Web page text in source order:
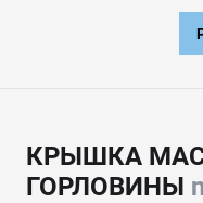
КРЫШКА
ГОРЛОВИНЫ